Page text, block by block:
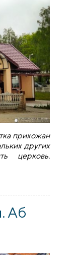
прихожан
других
церковь.
Аб